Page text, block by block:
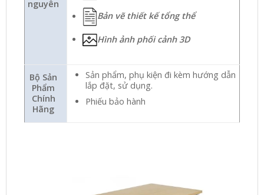
nguyên
Bản vẽ thiết kế tổng thể
Hình ảnh phối cảnh 3D
Bộ Sản
Phẩm
Chính
Hãng
Sản phẩm, phụ kiện đi kèm hướng dẫn
lắp đặt, sử dụng.
Phiếu bảo hành